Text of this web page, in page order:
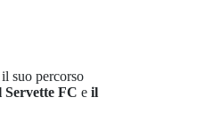
suo percorso
Servette FC e il